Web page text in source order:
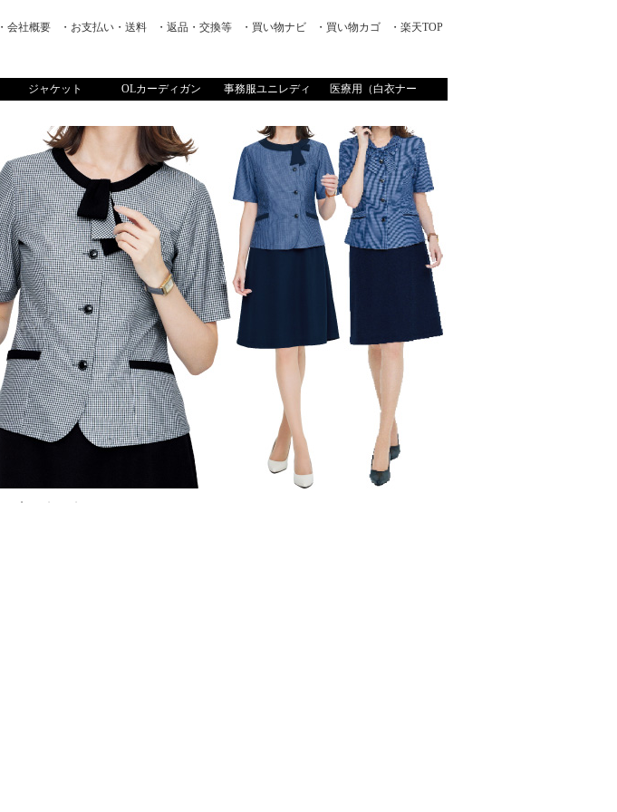
・会社概要 ・お支払い・送料 ・返品・交換等 ・買い物ナビ ・買い物カゴ ・楽天TOP
ジャケット OLカーディガン 事務服ユニレディ
医療用（白衣ナー